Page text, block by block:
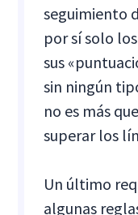
seguimiento
por sí solo
sus
sin ningún
no es más
superar los
Un último
algunas